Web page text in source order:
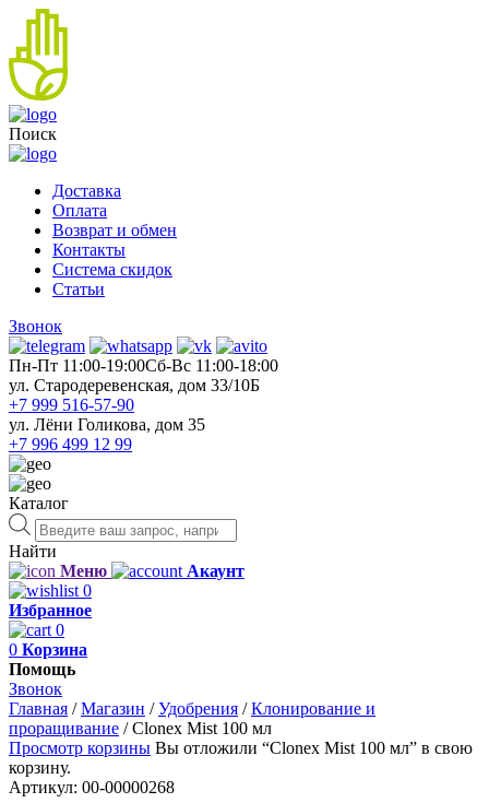
Поиск
Доставка
Оплата
Возврат и обмен
Контакты
Система скидок
Статьи
Звонок
Пн-Пт 11:00-19:00Cб-Вс 11:00-18:00
ул. Стародеревенская, дом 33/10Б
+7 999 516-57-90
ул. Лёни Голикова, дом 35
+7 996 499 12 99
Каталог
Поиск
товаров
Найти
Меню
Акаунт
0
Избранное
0
0 Корзина
Помощь
Звонок
Главная /Магазин /Удобрения /Клонирование и
проращивание /Clonex Mist 100 мл
Просмотр корзины Вы отложили “Clonex Mist 100 мл” в свою
корзину.
Артикул: 00-00000268